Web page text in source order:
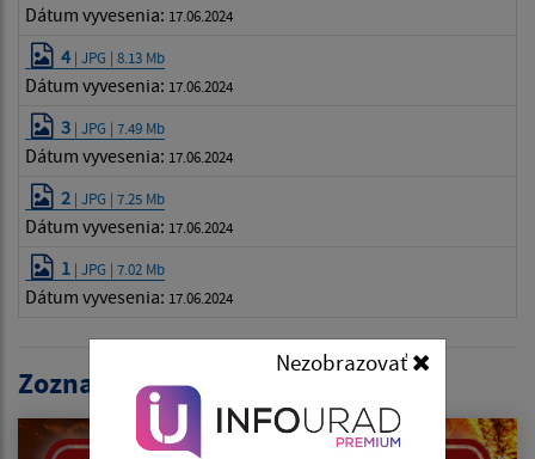
Nezobrazovať
Dátum vyvesenia: 17.06.2024
4 | JPG | 8.13 Mb
Dátum vyvesenia: 17.06.2024
3 | JPG | 7.49 Mb
Dátum vyvesenia: 17.06.2024
2 | JPG | 7.25 Mb
Dátum vyvesenia: 17.06.2024
1 | JPG | 7.02 Mb
Dátum vyvesenia: 17.06.2024
Zoznam aktualít: